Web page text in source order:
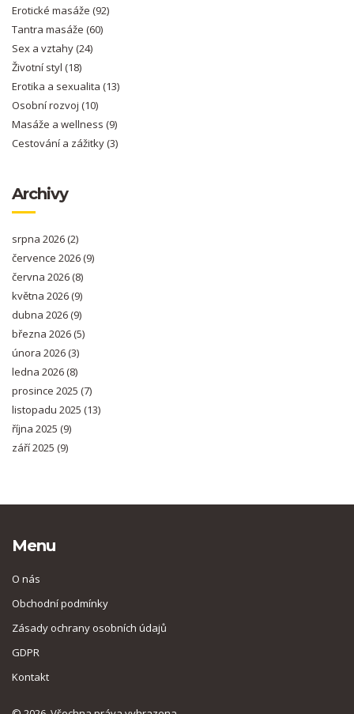
Erotické masáže (92)
Tantra masáže (60)
Sex a vztahy(24)
Životní styl (18)
Erotika a sexualita (13)
Osobní rozvoj (10)
Masáže a wellness (9)
Cestování a zážitky(3)
Archivy
srpna 2026(2)
července 2026(9)
června 2026(8)
května 2026(9)
dubna 2026(9)
března 2026(5)
února 2026(3)
ledna 2026(8)
prosince 2025 (7)
listopadu 2025 (13)
října 2025 (9)
září 2025 (9)
Menu
O nás
Obchodní podmínky
Zásady ochrany osobních údajů
GDPR
Kontakt